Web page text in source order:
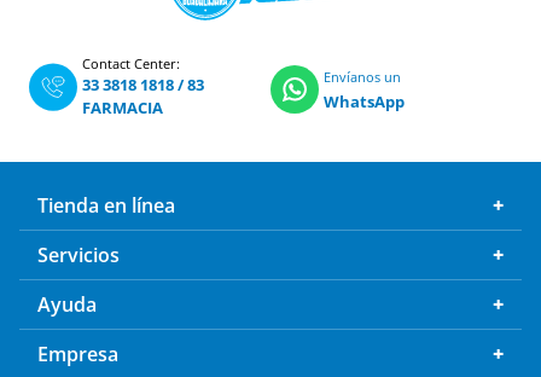
Contact Center:
33 3818 1818/83
FARMACIA
Envíanos un
WhatsApp
Tienda en línea
Servicios
Ayuda
Empresa